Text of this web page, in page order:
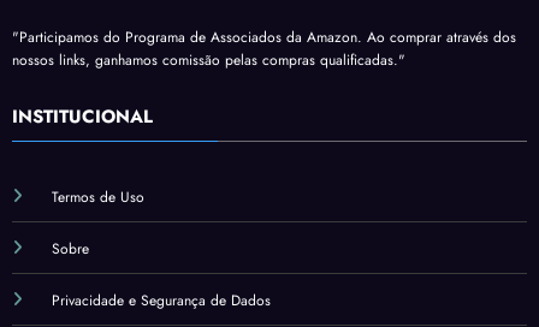
"Participamos do Programa de Associados da Amazon. Ao comprar através dos
nossos links, ganhamos comissão pelas compras qualificadas."
INSTITUCIONAL
Termos de Uso
Sobre
Privacidade e Segurança de Dados